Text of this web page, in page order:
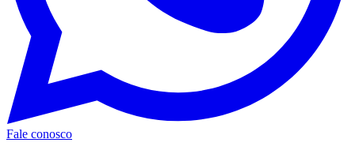
Fale conosco